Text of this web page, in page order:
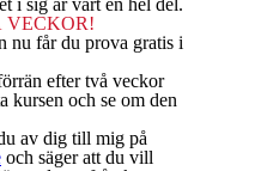
VECKOR!
nu får du prova gratis i
efter två veckor
kursen och se om den
av dig till mig på
och säger att du vill